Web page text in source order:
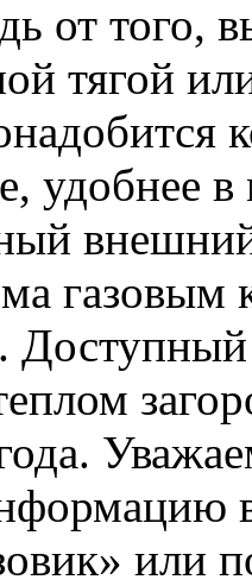
от того,
тягой
удобнее
газовым
или